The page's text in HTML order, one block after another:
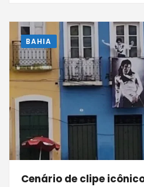
BAHIA
Cenário de clipe